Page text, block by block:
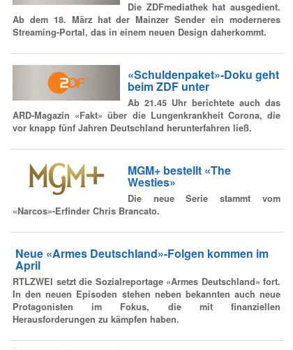
Die ZDFmediathek hat ausgedient.
Ab dem 18. März hat der Mainzer Sender ein moderneres
Streaming-Portal, das in einem neuen Design daherkommt.
«Schuldenpaket»-Doku geht
beim ZDF unter
Ab 21.45 Uhr berichtete auch das
ARD-Magazin «Fakt» über die Lungenkrankheit Corona, die
vor knapp fünf Jahren Deutschland herunterfahren ließ.
MGM+ bestellt «The
Westies»
Die neue Serie stammt vom
«Narcos»-Erfinder Chris Brancato.
Neue «Armes Deutschland»-Folgen kommen im
April
RTLZWEI setzt die Sozialreportage «Armes Deutschland» fort.
In den neuen Episoden stehen neben bekannten auch neue
Protagonisten im Fokus, die mit finanziellen
Herausforderungen zu kämpfen haben.